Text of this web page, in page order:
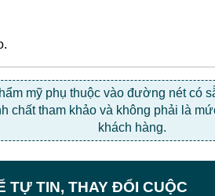
mỹ phụ thuộc vào đường nét có
chất tham khảo và không phải là
khách hàng.
TỰ TIN, THAY ĐỔI CUỘC